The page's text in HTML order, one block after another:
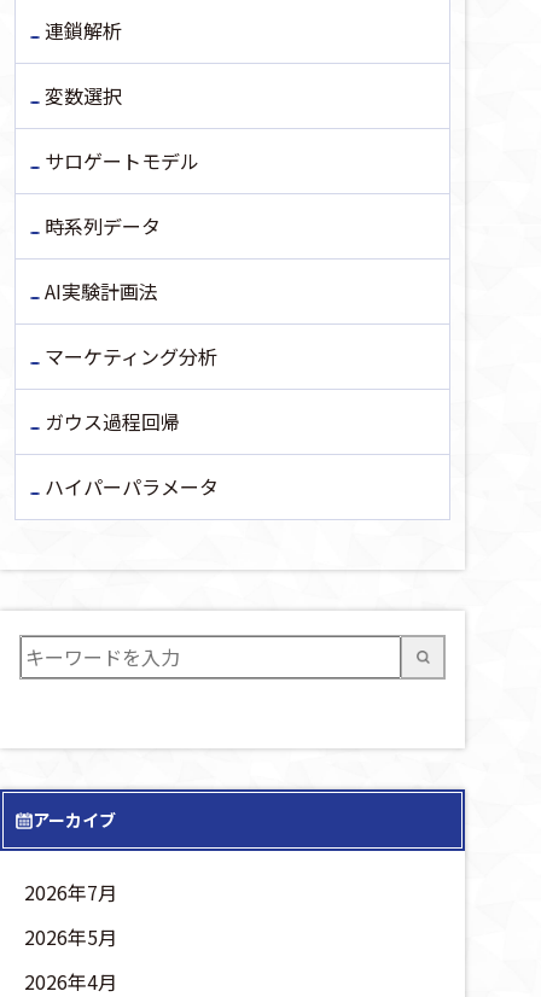
連鎖解析
変数選択
サロゲートモデル
時系列データ
AI実験計画法
マーケティング分析
ガウス過程回帰
ハイパーパラメータ
アーカイブ
2026年7月
2026年5月
2026年4月